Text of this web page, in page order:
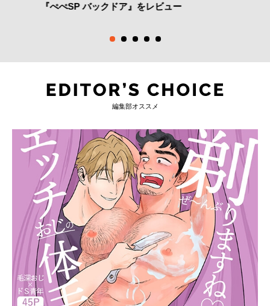
『ぺぺSP バックドア』をレビュー
編集部オススメ